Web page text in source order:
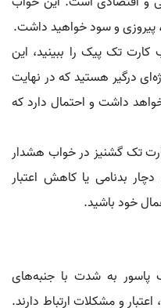
پیروزی و سود خواهید داشت.
کارت تک پیک را ببینید، این
درگیر هستید که در نهایت
داشت و احتمال دارد که
تک گشنیز در خواب هشدار
بدنامی یا کاهش اعتبار
خود باشید.
پاسور به شدت با جنبه‌های
و مشکلات ارتباط دارند.